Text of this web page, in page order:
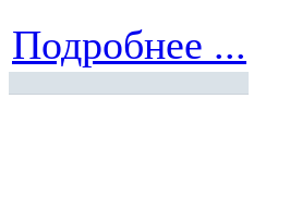
Подробнее ...